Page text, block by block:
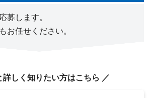
募します。
お任せください。
詳しく知りたい方はこちら ／